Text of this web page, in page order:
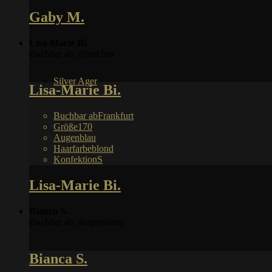
Silver Ager
Gaby M.
Lisa-Marie Bi.
Buchbar abFrankfurt
Größe170
Augenblau
Haarfarbeblond
KonfektionS
Lisa-Marie Bi.
Bianca S.